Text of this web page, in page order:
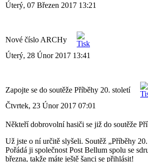
Úterý, 07 Březen 2017 13:21
Nové číslo ARCHy
Úterý, 28 Únor 2017 13:41
Zapojte se do soutěže Příběhy 20. století
Čtvrtek, 23 Únor 2017 07:01
Někteří dobrovolní hasiči se již do soutěže
Už jste o ní určitě slyšeli. Soutěž „Příběhy
Pořádá ji společnost Post Bellum spolu se
března, takže máte ještě šanci se přihlásit!